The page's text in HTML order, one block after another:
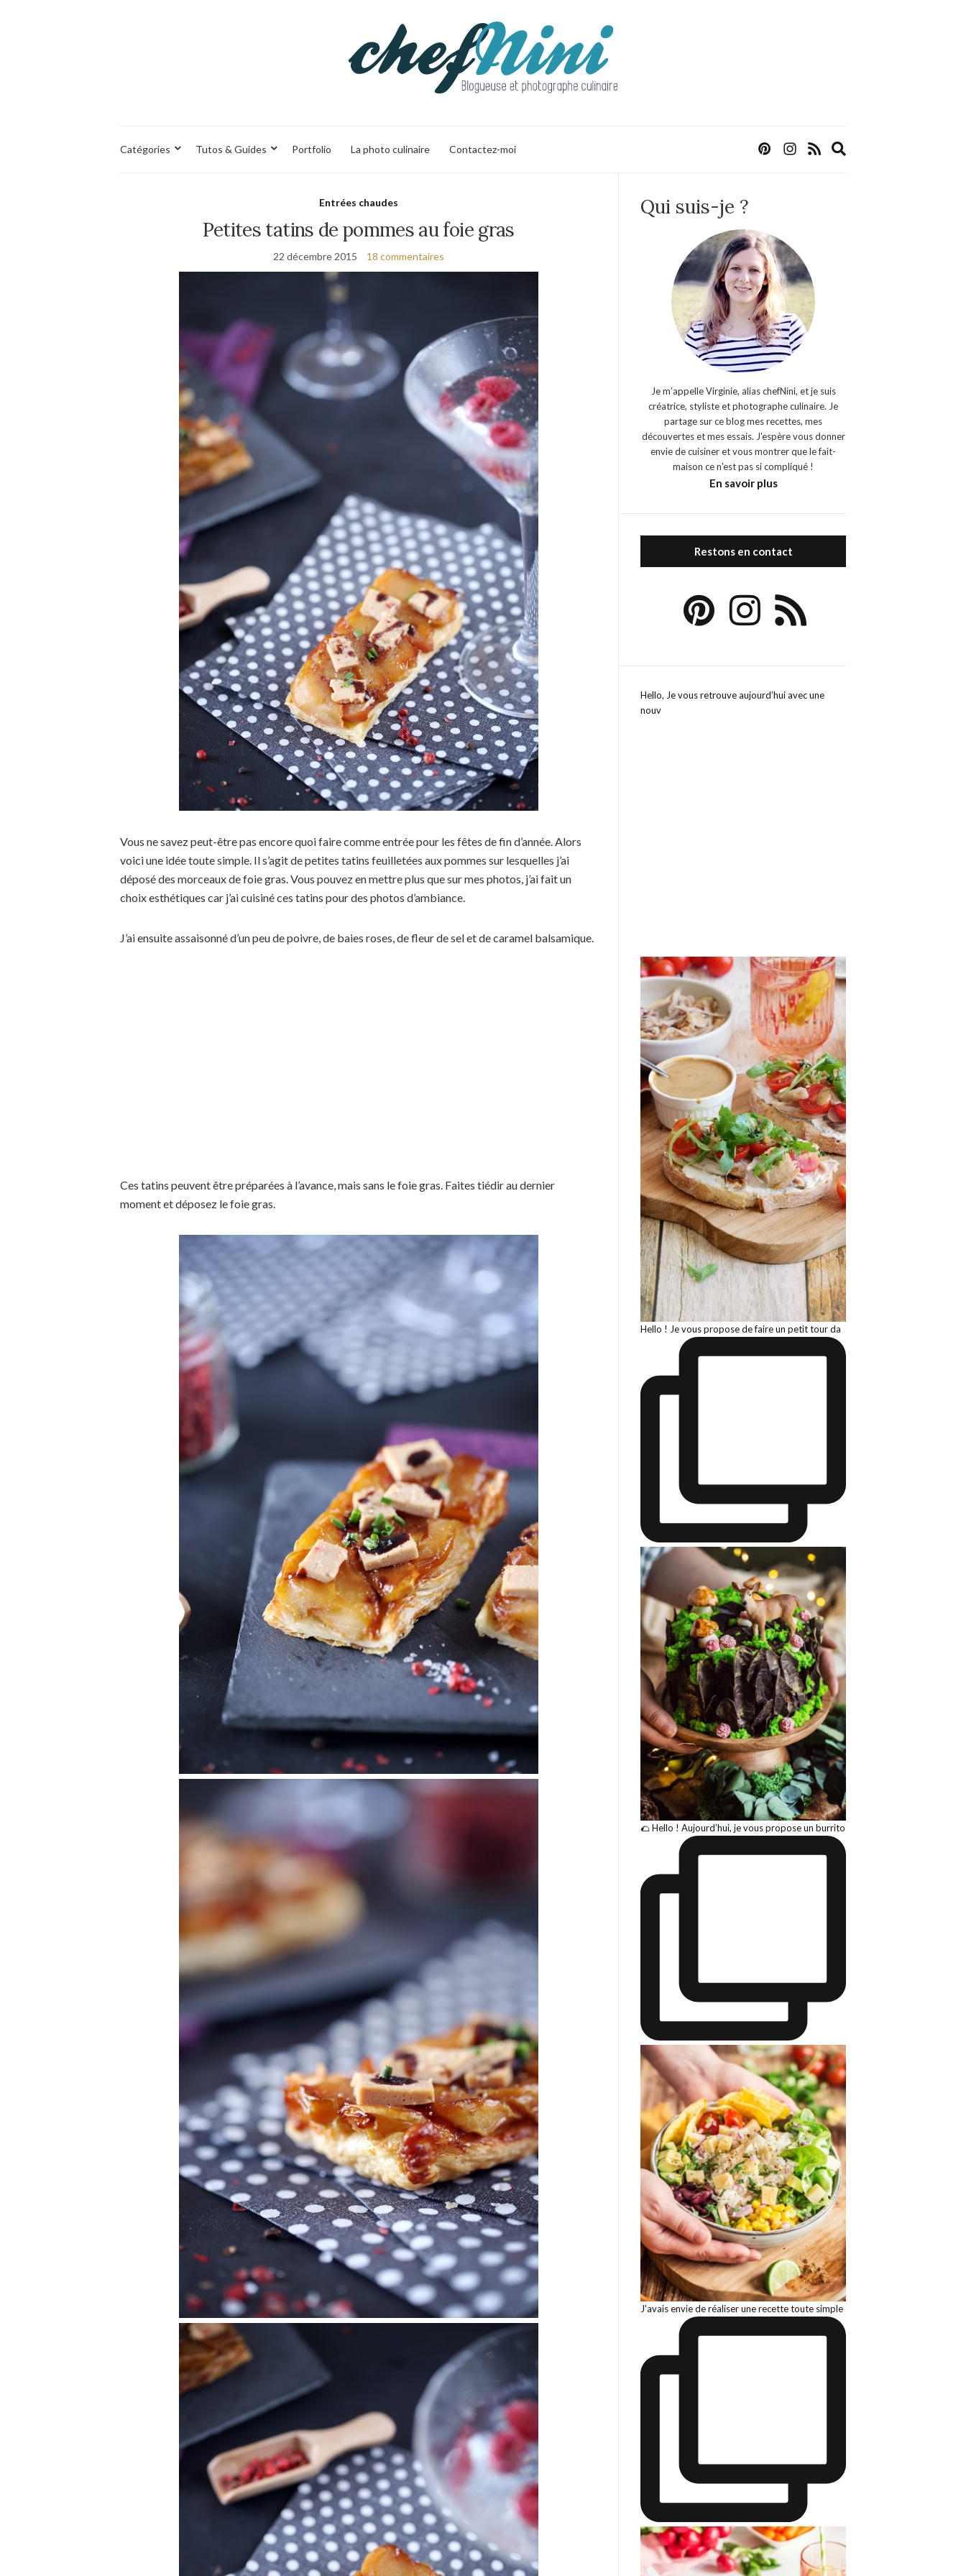
Catégories Tutos & Guides Portfolio La photo culinaire Contactez-moi
Entrées chaudes
Petites tatins de pommes au foie gras
22 décembre 2015 18 commentaires
Vous ne savez peut-être pas encore quoi faire comme entrée pour les fêtes de fin d’année. Alors
voici une idée toute simple. Il s’agit de petites tatins feuilletées aux pommes sur lesquelles j’ai
déposé des morceaux de foie gras. Vous pouvez en mettre plus que sur mes photos, j’ai fait un
choix esthétiques car j’ai cuisiné ces tatins pour des photos d’ambiance.
J’ai ensuite assaisonné d’un peu de poivre, de baies roses, de fleur de sel et de caramel balsamique.
Ces tatins peuvent être préparées à l’avance, mais sans le foie gras. Faites tiédir au dernier
moment et déposez le foie gras.
Qui suis-je ?
Je m’appelle Virginie, alias chefNini, et je suis
créatrice, styliste et photographe culinaire. Je
partage sur ce blog mes recettes, mes
découvertes et mes essais. J'espère vous donner
envie de cuisiner et vous montrer que le fait-
maison ce n'est pas si compliqué !
En savoir plus
Restons en contact
Hello, Je vous retrouve aujourd’hui avec une
nouv
Hello ! Je vous propose de faire un petit tour da
🌮 Hello ! Aujourd’hui, je vous propose un burrito
J'avais envie de réaliser une recette toute simple